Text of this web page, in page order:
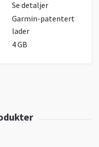
Se detaljer
Garmin-patentert
lader
4 GB